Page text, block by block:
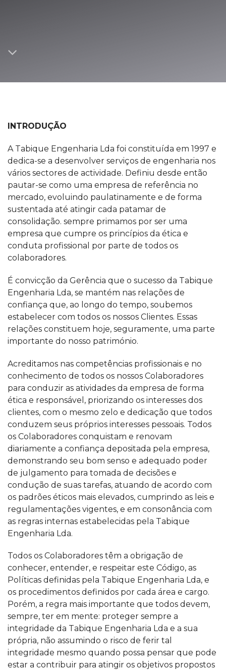
INTRODUÇÃO
A Tabique Engenharia Lda foi constituída em 1997 e
dedica-se a desenvolver serviços de engenharia nos
vários sectores de actividade. Definiu desde então
pautar-se como uma empresa de referência no
mercado, evoluindo paulatinamente e de forma
sustentada até atingir cada patamar de
consolidação. sempre primamos por ser uma
empresa que cumpre os princípios da ética e
conduta profissional por parte de todos os
colaboradores.
É convicção da Gerência que o sucesso da Tabique
Engenharia Lda, se mantém nas relações de
confiança que, ao longo do tempo, soubemos
estabelecer com todos os nossos Clientes. Essas
relações constituem hoje, seguramente, uma parte
importante do nosso património.
Acreditamos nas competências profissionais e no
conhecimento de todos os nossos Colaboradores
para conduzir as atividades da empresa de forma
ética e responsável, priorizando os interesses dos
clientes, com o mesmo zelo e dedicação que todos
conduzem seus próprios interesses pessoais. Todos
os Colaboradores conquistam e renovam
diariamente a confiança depositada pela empresa,
demonstrando seu bom senso e adequado poder
de julgamento para tomada de decisões e
condução de suas tarefas, atuando de acordo com
os padrões éticos mais elevados, cumprindo as leis e
regulamentações vigentes, e em consonância com
as regras internas estabelecidas pela Tabique
Engenharia Lda.
Todos os Colaboradores têm a obrigação de
conhecer, entender, e respeitar este Código, as
Políticas definidas pela Tabique Engenharia Lda, e
os procedimentos definidos por cada área e cargo.
Porém, a regra mais importante que todos devem,
sempre, ter em mente: proteger sempre a
integridade da Tabique Engenharia Lda e a sua
própria, não assumindo o risco de ferir tal
integridade mesmo quando possa pensar que pode
estar a contribuir para atingir os objetivos propostos